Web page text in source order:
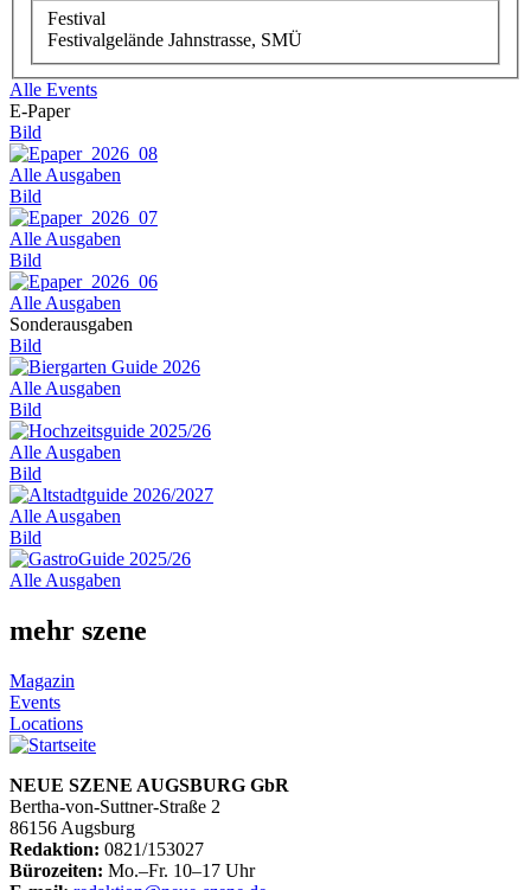
Festival
Festivalgelände Jahnstrasse, SMÜ
Alle Events
E-Paper
Bild
Alle Ausgaben
Bild
Alle Ausgaben
Bild
Alle Ausgaben
Sonderausgaben
Bild
Alle Ausgaben
Bild
Alle Ausgaben
Bild
Alle Ausgaben
Bild
Alle Ausgaben
mehr szene
Magazin
Events
Locations
NEUE SZENE AUGSBURG GbR
Bertha-von-Suttner-Straße 2
86156 Augsburg
Redaktion: 0821/153027
Bürozeiten: Mo.–Fr. 10–17 Uhr